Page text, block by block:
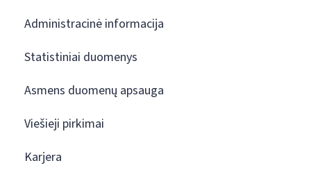
Administracinė informacija
Statistiniai duomenys
Asmens duomenų apsauga
Viešieji pirkimai
Karjera